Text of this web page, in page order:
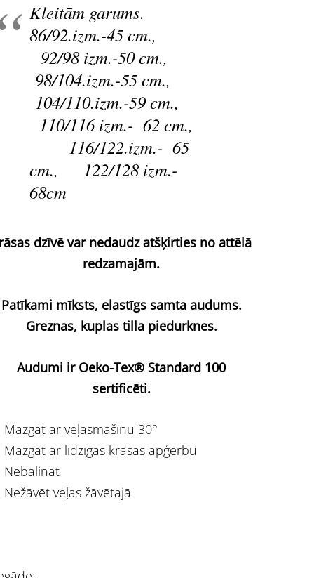
Kleitām garums.
86/92.izm.-45 cm.,
92/98 izm.-50 cm.,
98/104.izm.-55 cm.,
104/110.izm.-59 cm.,
110/116 izm.- 62 cm.,
116/122.izm.- 65
cm., 122/128 izm.-
68cm
dzīvē var nedaudz atšķirties no attēlā
redzamajām.
Patīkami mīksts, elastīgs samta audums.
Greznas, kuplas tilla piedurknes.
Audumi ir Oeko-Tex® Standard 100
sertificēti.
Mazgāt ar veļasmašīnu 30°
Mazgāt ar līdzīgas krāsas apģērbu
Nebalināt
Nežāvēt veļas žāvētajā